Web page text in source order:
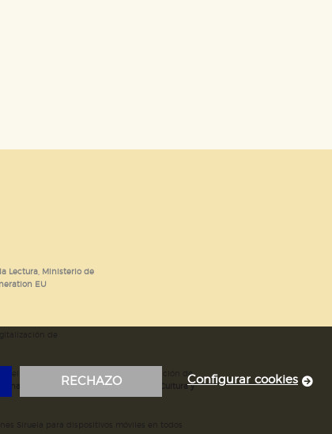
Lectura, Ministerio de
EU
del posicionamiento en Google; ampliación de
por el Ministerio de Educación, Cultura y
RECHAZO Configurar cookies